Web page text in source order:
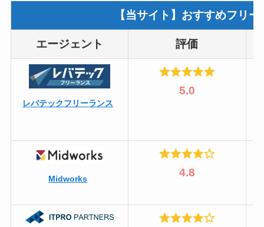
【当サイト】おすすめフリ
エージェント 評価
レバテックフリーランス
5.0
Midworks 4.8